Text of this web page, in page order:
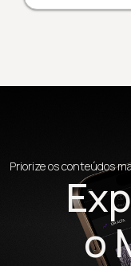
Priorize os conteúdos
o